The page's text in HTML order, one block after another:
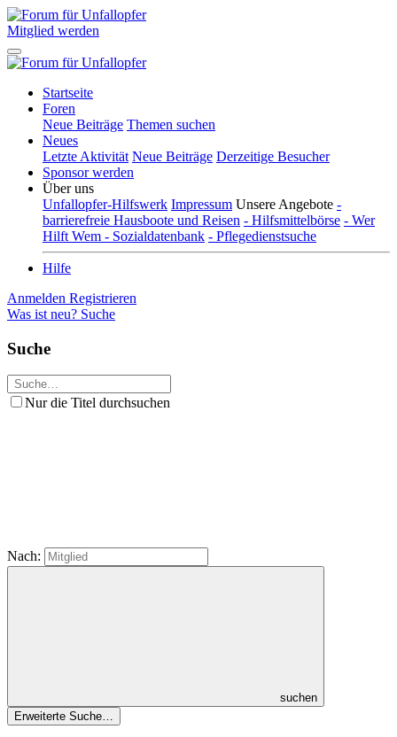
Mitglied werden
Startseite
Foren
Neue Beiträge Themen suchen
Neues
Letzte Aktivität Neue Beiträge Derzeitige Besucher
Sponsor werden
Über uns
Unfallopfer-Hilfswerk Impressum Unsere Angebote -
barrierefreie Hausboote und Reisen - Hilfsmittelbörse - Wer
Hilft Wem - Sozialdatenbank - Pflegedienstsuche
Hilfe
Anmelden Registrieren
Was ist neu? Suche
Suche
Nur die Titel durchsuchen
Nach:
suchen
Erweiterte Suche…